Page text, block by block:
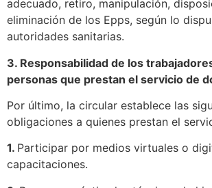
adecuado, retiro, manipulación,
eliminación de los Epps, según lo
autoridades sanitarias.
3. Responsabilidad de los
personas que prestan el servicio de
Por último, la circular establece las
obligaciones a quienes prestan el
1. Participar por medios virtuales o
capacitaciones.